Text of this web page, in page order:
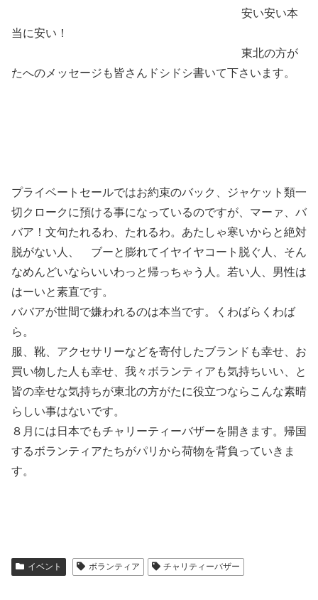
安い安い本
当に安い！
東北の方が
たへのメッセージも皆さんドシドシ書いて下さいます。
プライベートセールではお約束のバック、ジャケット類一
切クロークに預ける事になっているのですが、マーァ、バ
バア！文句たれるわ、たれるわ。あたしゃ寒いからと絶対
脱がない人、 ブーと膨れてイヤイヤコート脱ぐ人、そん
なめんどいならいいわっと帰っちゃう人。若い人、男性は
はーいと素直です。
ババアが世間で嫌われるのは本当です。くわばらくわば
ら。
服、靴、アクセサリーなどを寄付したブランドも幸せ、お
買い物した人も幸せ、我々ボランティアも気持ちいい、と
皆の幸せな気持ちが東北の方がたに役立つならこんな素晴
らしい事はないです。
８月には日本でもチャリーティーバザーを開きます。帰国
するボランティアたちがパリから荷物を背負っていきま
す。
イベント ボランティア チャリティーバザー